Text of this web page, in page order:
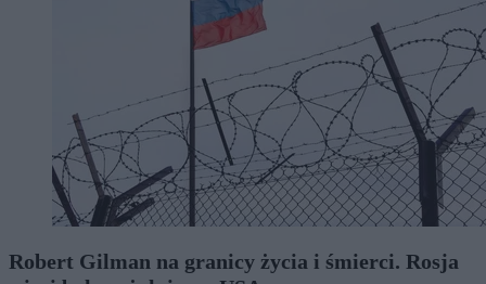
Robert Gilman na granicy życia i śmierci. Rosja